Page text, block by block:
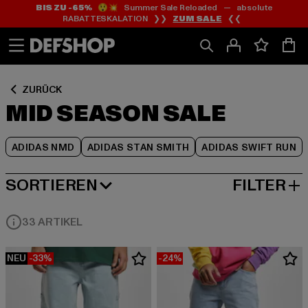
Zum
Inhalt
springen
Zum
Fußzeile
springen
BIS ZU -65%😲💥 Summer Sale Reloaded — absolute
RABATTESKALATION ❯❯ ZUM SALE ❮❮
ZURÜCK
MID SEASON SALE
ADIDAS NMD ADIDAS STAN SMITH ADIDAS SWIFT RUN
Zum
Produktraster
springen
SORTIEREN
BELIEBTESTE FILTER
33 ARTIKEL
NEU -33% -24%